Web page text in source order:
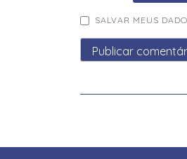
SALVAR MEUS